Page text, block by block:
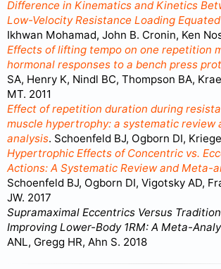
Difference in Kinematics and Kinetics
Low-Velocity Resistance Loading
Ikhwan Mohamad, John B. Cronin, Ken
Effects of lifting tempo on one repetition
hormonal responses to a bench press
SA, Henry K, Nindl BC, Thompson BA,
MT. 2011
Effect of repetition duration during
muscle hypertrophy: a systematic review
analysis. Schoenfeld BJ, Ogborn DI,
Hypertrophic Effects of Concentric vs.
Actions: A Systematic Review and Meta-
Schoenfeld BJ, Ogborn DI, Vigotsky AD,
JW. 2017
Supramaximal Eccentrics Versus
Improving Lower-Body 1RM: A Meta-
ANL, Gregg HR, Ahn S. 2018